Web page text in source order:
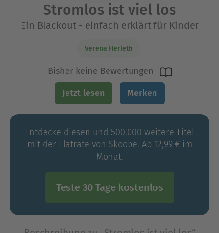
Stromlos ist viel los
Ein Blackout - einfach erklärt für Kinder
Verena Herleth
Bisher keine Bewertungen
Jetzt lesen Merken
Entdecke diesen und 500.000 weitere Titel
mit der Flatrate von Skoobe. Ab 12,99 € im
Monat.
Teste 30 Tage kostenlos